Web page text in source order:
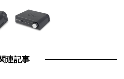
連記事